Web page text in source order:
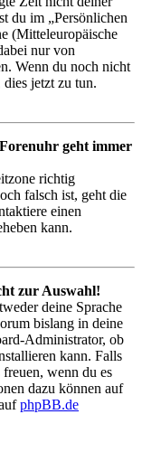
du im „Persönlichen
(Mitteleuropäische
nur von
Wenn du noch nicht
jetzt zu tun.
geht immer
richtig
falsch ist, geht die
einen
kann.
zur Auswahl!
deine Sprache
bislang in deine
Administrator, ob
kann. Falls
wenn du es
dazu können auf
phpBB.de